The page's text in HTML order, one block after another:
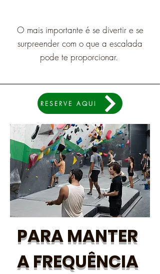
O mais importante é se divertir e se
surpreender com o que a escalada
pode te proporcionar.
RESERVE AQUI
PARA MANTER
A FREQUÊNCIA